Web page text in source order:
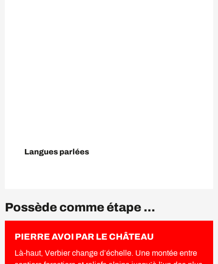
Langues parlées
Langues parlées
Possède comme étape ...
PIERRE AVOI PAR LE CHÂTEAU
Là-haut, Verbier change d’échelle. Une montée entre